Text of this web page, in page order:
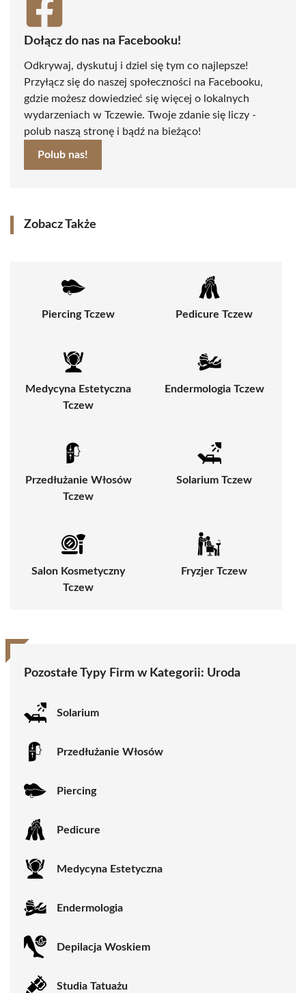
Dołącz do nas na Facebooku!
Odkrywaj, dyskutuj i dziel się tym co najlepsze!
Przyłącz się do naszej społeczności na Facebooku,
gdzie możesz dowiedzieć się więcej o lokalnych
wydarzeniach w Tczewie. Twoje zdanie się liczy -
polub naszą stronę i bądź na bieżąco!
Polub nas!
Zobacz Także
Piercing Tczew Pedicure Tczew
Medycyna Estetyczna
Tczew
Endermologia Tczew
Przedłużanie Włosów
Tczew
Solarium Tczew
Salon Kosmetyczny
Tczew
Fryzjer Tczew
Pozostałe Typy Firm w Kategorii: Uroda
Solarium
Przedłużanie Włosów
Piercing
Pedicure
Medycyna Estetyczna
Endermologia
Depilacja Woskiem
Studia Tatuażu